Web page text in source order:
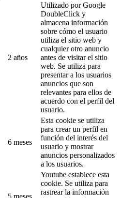
2 años
Utilizado por Google
DoubleClick y
almacena información
sobre cómo el usuario
utiliza el sitio web y
cualquier otro anuncio
antes de visitar el sitio
web. Se utiliza para
presentar a los usuarios
anuncios que son
relevantes para ellos de
acuerdo con el perfil del
usuario.
6 meses
Esta cookie se utiliza
para crear un perfil en
función del interés del
usuario y mostrar
anuncios personalizados
a los usuarios.
5 meses
Youtube establece esta
cookie. Se utiliza para
rastrear la información